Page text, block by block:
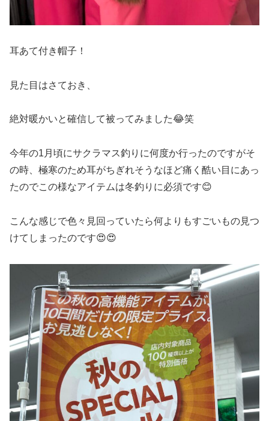
耳あて付き帽子！
見た目はさておき、
絶対暖かいと確信して被ってみました😂笑
今年の1月頃にサクラマス釣りに何度か行ったのですがそ
の時、極寒のため耳がちぎれそうなほど痛く酷い目にあっ
たのでこの様なアイテムは冬釣りに必須です😊
こんな感じで色々見回っていたら何よりもすごいもの見つ
けてしまったのです😍😍